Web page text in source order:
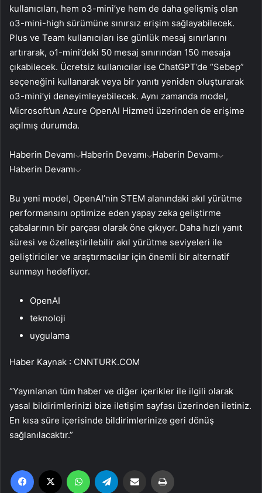
kullanıcıları, hem o3-mini’ye hem de daha gelişmiş olan
o3-mini-high sürümüne sınırsız erişim sağlayabilecek.
Plus ve Team kullanıcıları ise günlük mesaj sınırlarını
artırarak, o1-mini’deki 50 mesaj sınırından 150 mesaja
çıkabilecek. Ücretsiz kullanıcılar ise ChatGPT’de “Sebep”
seçeneğini kullanarak veya bir yanıtı yeniden oluşturarak
o3-mini’yi deneyimleyebilecek. Aynı zamanda model,
Microsoft’un Azure OpenAI Hizmeti üzerinden de erişime
açılmış durumda.
Haberin Devamı Haberin Devamı Haberin Devamı
Haberin Devamı
Bu yeni model, OpenAI’nin STEM alanındaki akıl yürütme
performansını optimize eden yapay zeka geliştirme
çabalarının bir parçası olarak öne çıkıyor. Daha hızlı yanıt
süresi ve özelleştirilebilir akıl yürütme seviyeleri ile
geliştiriciler ve araştırmacılar için önemli bir alternatif
sunmayı hedefliyor.
OpenAI
teknoloji
uygulama
Haber Kaynak : CNNTURK.COM
“Yayınlanan tüm haber ve diğer içerikler ile ilgili olarak
yasal bildirimlerinizi bize iletişim sayfası üzerinden iletiniz.
En kısa süre içerisinde bildirimlerinize geri dönüş
sağlanılacaktır.”
Facebook WhatsApp Email'den paylaş